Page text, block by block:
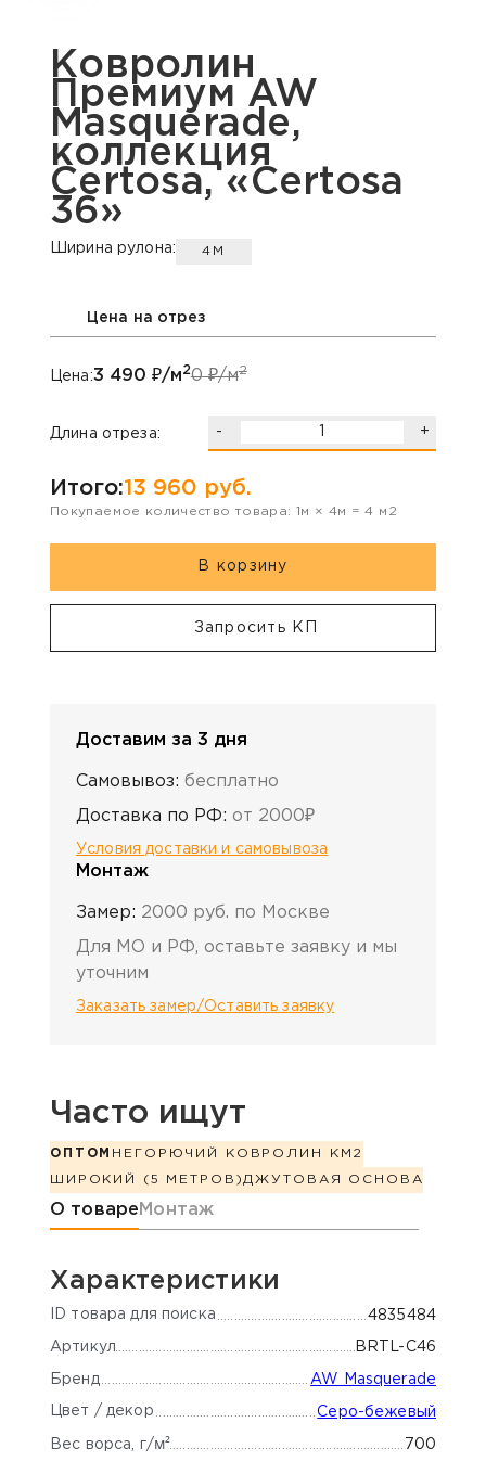
Ковролин
Премиум AW
Masquerade,
коллекция
Certosa, «Certosa
36»
Ширина рулона: 4М
Цена на отрез
Цена:3 490 ₽/м20₽/м2
Длина отреза: - +
Итого:13 960 руб.
Покупаемое количество товара: 1 м × 4м =4 м2
В корзину
Запросить КП
Доставим за 3 дня
Самовывоз: бесплатно
Доставка по РФ: от 2000₽
Условия доставки и самовывоза
Монтаж
Замер: 2000 руб. по Москве
Для МО и РФ, оставьте заявку и мы
уточним
Заказать замер/Оставить заявку
Часто ищут
ОПТОМ НЕГОРЮЧИЙ КОВРОЛИН КМ2
ШИРОКИЙ (5 МЕТРОВ)ДЖУТОВАЯ ОСНОВА
Информация о товаре
О товаре Монтаж
Характеристики
ID товара для поиска 4835484
Артикул BRTL-C46
Бренд AW Masquerade
Цвет / декор Серо-бежевый
Вес ворса, г/м² 700